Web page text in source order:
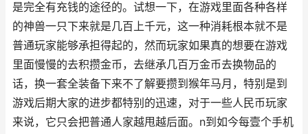
是完全有充钱的途径的。试想一下，在游戏里面各种各样
的神兽一只下来就是几百上千元，这一种消耗根本就不是
普通玩家能够承担得起的，然而玩家如果真的想要在游戏
里面慢慢的去积攒金币，去继承几百万金币去换物品的
话，换一套全装备下来不了解要攒到猴年马月，特别是到
游戏后期大家的进步都特别的迅速，对于一些人民币玩家
来说，它只会把普通人家越甩越后面。n到如今每壹个手机